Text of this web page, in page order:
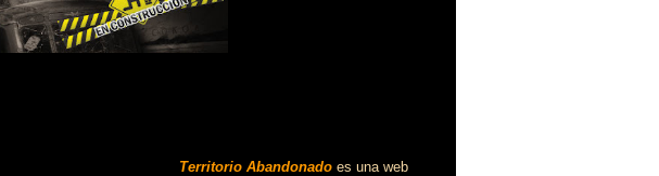
Territorio Abandonado es una web